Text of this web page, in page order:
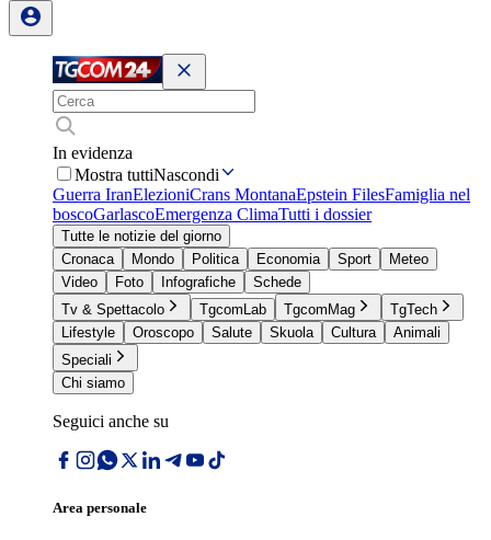
In evidenza
Mostra tuttiNascondi
Guerra IranElezioniCrans MontanaEpstein FilesFamiglia nel
boscoGarlascoEmergenza ClimaTutti i dossier
Tutte le notizie del giorno
Cronaca
Mondo Politica Economia Sport
Meteo
Video
Foto Infografiche
Schede
Tv & Spettacolo
TgcomLab TgcomMag
TgTech
Lifestyle
Oroscopo Salute Skuola Cultura
Animali
Speciali
Chi siamo
Seguici anche su
Area personale